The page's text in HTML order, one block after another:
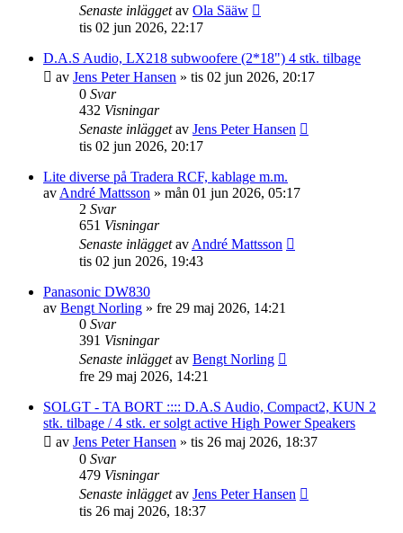
Senaste inläggetav Ola Sääw
tis 02 jun 2026, 22:17
D.A.S Audio, LX218 subwoofere (2*18") 4 stk. tilbage
av Jens Peter Hansen » tis 02 jun 2026, 20:17
0 Svar
432 Visningar
Senaste inläggetav Jens Peter Hansen
tis 02 jun 2026, 20:17
Lite diverse på Tradera RCF, kablage m.m.
avAndré Mattsson » mån 01 jun 2026, 05:17
2 Svar
651 Visningar
Senaste inläggetavAndré Mattsson
tis 02 jun 2026, 19:43
Panasonic DW830
av Bengt Norling » fre 29 maj 2026, 14:21
0 Svar
391 Visningar
Senaste inläggetav Bengt Norling
fre 29 maj 2026, 14:21
SOLGT - TA BORT :::: D.A.S Audio, Compact2, KUN 2
stk. tilbage / 4 stk. er solgt active High Power Speakers
av Jens Peter Hansen » tis 26 maj 2026, 18:37
0 Svar
479 Visningar
Senaste inläggetav Jens Peter Hansen
tis 26 maj 2026, 18:37